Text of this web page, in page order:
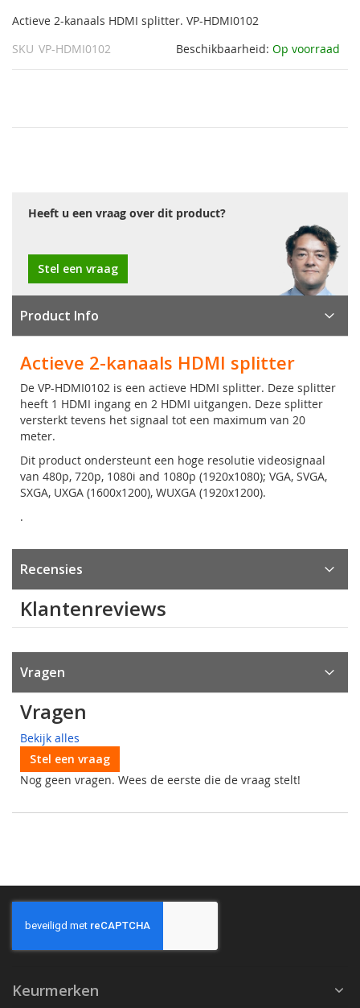
Actieve 2-kanaals HDMI splitter. VP-HDMI0102
Beschikbaarheid: Op voorraad
SKU VP-HDMI0102
Heeft u een vraag over dit product?
Stel een vraag
Product Info
Actieve 2-kanaals HDMI splitter
De VP-HDMI0102 is een actieve HDMI splitter. Deze splitter
heeft 1 HDMI ingang en 2 HDMI uitgangen. Deze splitter
versterkt tevens het signaal tot een maximum van 20
meter.
Dit product ondersteunt een hoge resolutie videosignaal
van 480p, 720p, 1080i and 1080p (1920x1080); VGA, SVGA,
SXGA, UXGA (1600x1200), WUXGA (1920x1200).
.
Recensies
Klantenreviews
Vragen
Vragen
Bekijk alles
Stel een vraag
Nog geen vragen. Wees de eerste die de vraag stelt!
Keurmerken